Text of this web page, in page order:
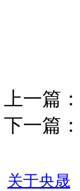
上一篇：
下一篇：
关于央晟